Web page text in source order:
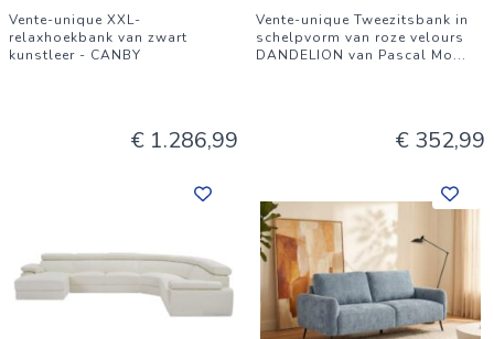
Vente-unique XXL-
relaxhoekbank van zwart
kunstleer - CANBY
€ 1.286,99
Vente-unique Tweezitsbank in
schelpvorm van roze velours
DANDELION van Pascal Mo...
€ 352,99